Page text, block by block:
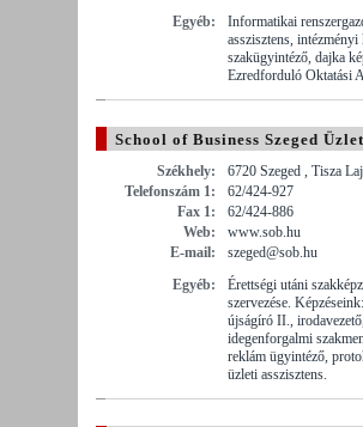
Egyéb:
Informatikai
asszisztens,
szakügyintéző, dajka
Ezredforduló Oktatási
School of Business Szeged
Székhely:
6720 Szeged , Tisza
Telefonszám 1:
62/424-927
Fax 1:
62/424-886
Web:
www.sob.hu
E-mail:
szeged@sob.hu
Egyéb:
Érettségi utáni
szervezése.
újságíró II.,
idegenforgalmi
reklám ügyintéző,
üzleti asszisztens.